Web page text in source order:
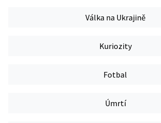
Válka na Ukrajině
Kuriozity
Fotbal
Úmrtí